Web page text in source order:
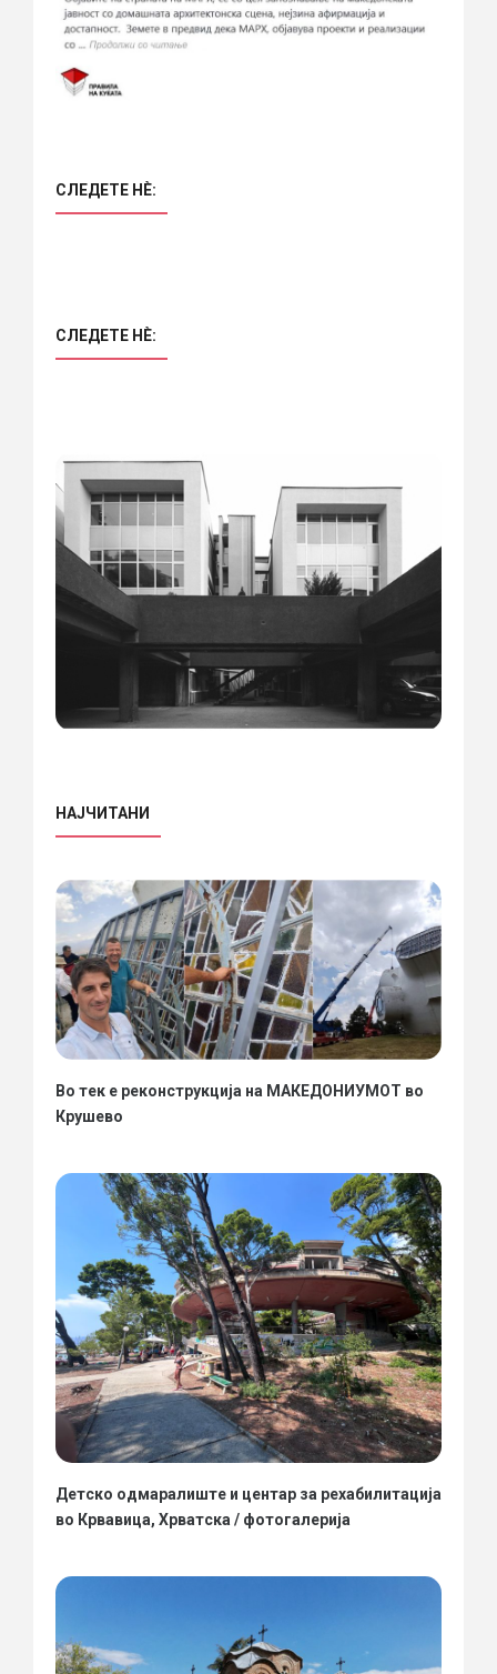
СЛЕДЕТЕ НÈ:
СЛЕДЕТЕ НÈ:
НАЈЧИТАНИ
Во тек е реконструкција на МАКЕДОНИУМОТ во
Крушево
Детско одмаралиште и центар за рехабилитација
во Крвавица, Хрватска / фотогалерија